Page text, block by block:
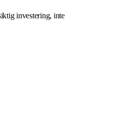
investering, inte